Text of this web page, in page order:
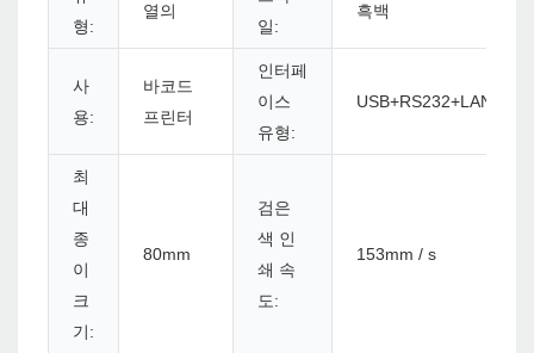
형:
열의
일:
흑백
사
용:
바코드
프린터
인터페
이스
유형:
USB+RS232+LAN
최
대
종
이
크
기:
80mm
검은
색 인
쇄 속
도:
153mm / s